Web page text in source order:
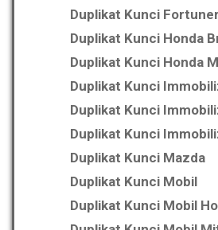
Duplikat Kunci
Duplikat Kunci Honda
Duplikat Kunci Honda
Duplikat Kunci
Duplikat Kunci
Duplikat Kunci
Duplikat Kunci Mazda
Duplikat Kunci Mobil
Duplikat Kunci Mobil